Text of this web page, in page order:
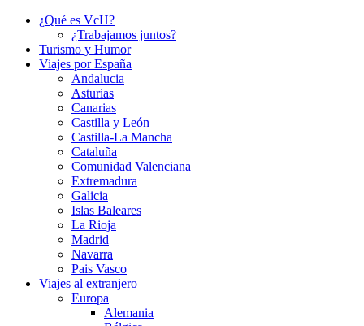
¿Qué es VcH?
¿Trabajamos juntos?
Turismo y Humor
Viajes por España
Andalucia
Asturias
Canarias
Castilla y León
Castilla-La Mancha
Cataluña
Comunidad Valenciana
Extremadura
Galicia
Islas Baleares
La Rioja
Madrid
Navarra
Pais Vasco
Viajes al extranjero
Europa
Alemania